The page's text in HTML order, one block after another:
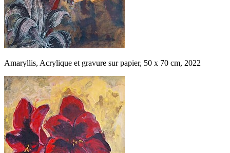
Amaryllis, Acrylique et gravure sur papier, 50 x 70 cm, 2022